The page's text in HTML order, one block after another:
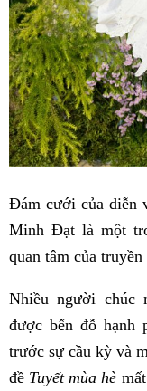
Đám cưới của diễn
Minh Đạt là một
quan tâm của
Nhiều người chúc
được bến đỗ hạnh
trước sự cầu kỳ và
đề Tuyết mùa hè